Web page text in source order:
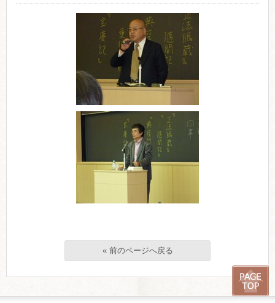
« 前のページへ戻る